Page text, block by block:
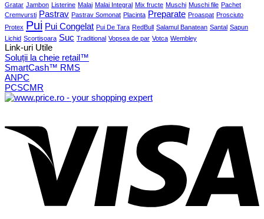
Gratar Jambon Listerine Malai Malai Integral Mix fructe Muschi Muschi file Pachet
Cremvursti Pastrav Pastrav Somonat Placinta Preparate Proaspat Prosciuto
Protex Pui Pui Congelat Pui De Tara RedBull Salamul Banatean Santal Sapun
Lichid Scortisoara Suc Traditional Vopsea de par Votca Wembley
Link-uri Utile
Soluții la cheie retail™
SmartCash™ RMS
ANPC
PCSCMR